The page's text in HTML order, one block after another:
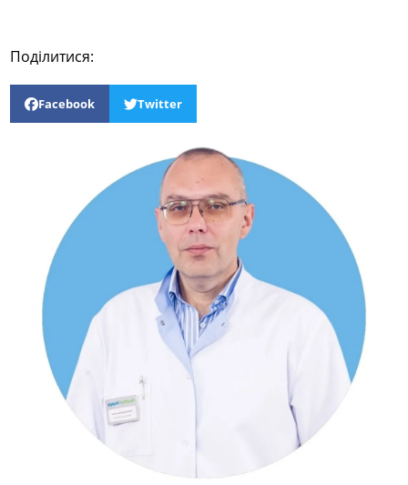
Поділитися:
Facebook Twitter